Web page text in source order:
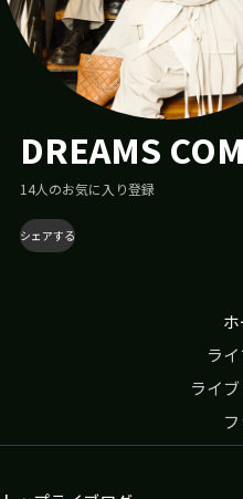
DREAMS
14人のお気に入り登録
シェアする
ラ
ライ